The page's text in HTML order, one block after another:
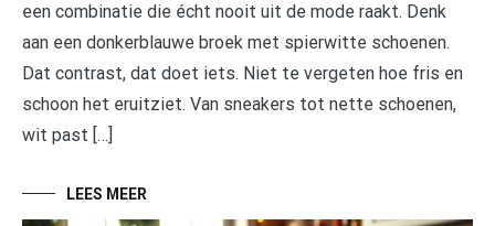
een combinatie die écht nooit uit de mode raakt. Denk
aan een donkerblauwe broek met spierwitte schoenen.
Dat contrast, dat doet iets. Niet te vergeten hoe fris en
schoon het eruitziet. Van sneakers tot nette schoenen,
wit past […]
LEES MEER